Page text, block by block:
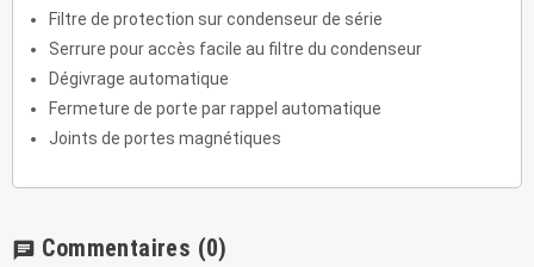
Filtre de protection sur condenseur de série
Serrure pour accès facile au filtre du condenseur
Dégivrage automatique
Fermeture de porte par rappel automatique
Joints de portes magnétiques
chat Commentaires (0)